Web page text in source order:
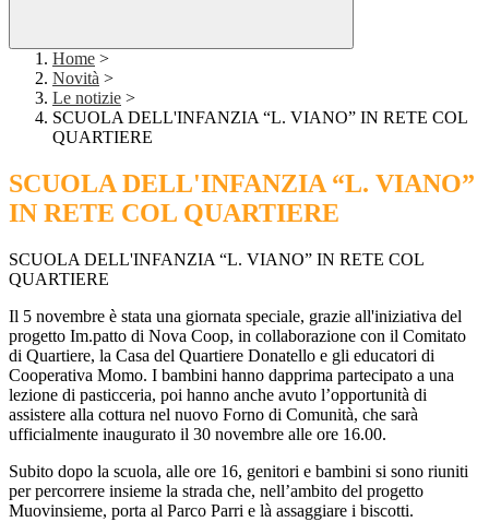
Home >
Novità >
Le notizie >
SCUOLA DELL'INFANZIA “L. VIANO” IN RETE COL
QUARTIERE
SCUOLA DELL'INFANZIA “L. VIANO”
IN RETE COL QUARTIERE
SCUOLA DELL'INFANZIA “L. VIANO” IN RETE COL
QUARTIERE
Il 5 novembre è stata una giornata speciale, grazie all'iniziativa del
progetto Im.patto di Nova Coop, in collaborazione con il Comitato
di Quartiere, la Casa del Quartiere Donatello e gli educatori di
Cooperativa Momo. I bambini hanno dapprima partecipato a una
lezione di pasticceria, poi hanno anche avuto l’opportunità di
assistere alla cottura nel nuovo Forno di Comunità, che sarà
ufficialmente inaugurato il 30 novembre alle ore 16.00.
Subito dopo la scuola, alle ore 16, genitori e bambini si sono riuniti
per percorrere insieme la strada che, nell’ambito del progetto
Muovinsieme, porta al Parco Parri e là assaggiare i biscotti.